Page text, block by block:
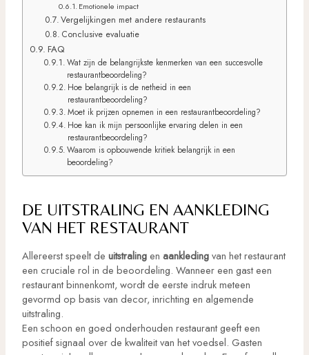
Emotionele impact
Vergelijkingen met andere restaurants
Conclusive evaluatie
FAQ
Wat zijn de belangrijkste kenmerken van een succesvolle
restaurantbeoordeling?
Hoe belangrijk is de netheid in een
restaurantbeoordeling?
Moet ik prijzen opnemen in een restaurantbeoordeling?
Hoe kan ik mijn persoonlijke ervaring delen in een
restaurantbeoordeling?
Waarom is opbouwende kritiek belangrijk in een
beoordeling?
DE UITSTRALING EN AANKLEDING
VAN HET RESTAURANT
Allereerst speelt de uitstralingen aankledingvan het restaurant
een cruciale rol in de beoordeling. Wanneer een gast een
restaurant binnenkomt, wordt de eerste indruk meteen
gevormd op basis van decor, inrichting en algemende
uitstraling.
Een schoon en goed onderhouden restaurant geeft een
positief signaal over de kwaliteit van het voedsel. Gasten